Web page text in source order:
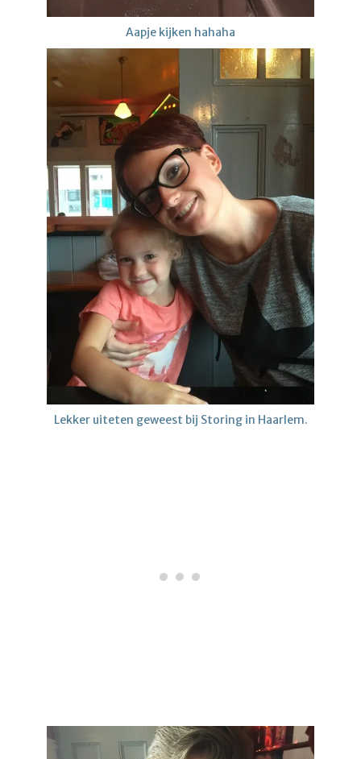
Aapje kijken hahaha
Lekker uiteten geweest bij Storing in Haarlem.